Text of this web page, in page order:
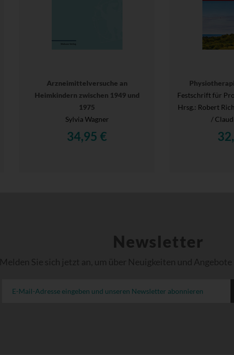
Arzneimittelversuche an
Heimkindern zwischen 1949 und
1975
Sylvia Wagner
34,95 €
Festschrift für
Hrsg.: Robert
/
Newsletter
Melden Sie sich jetzt an, um über Neuigkeiten und